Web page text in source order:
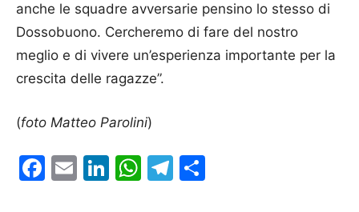
anche le squadre avversarie pensino lo stesso di
Dossobuono. Cercheremo di fare del nostro
meglio e di vivere un’esperienza importante per la
crescita delle ragazze”.
(foto Matteo Parolini)
Facebook
EmailLinkedIn
WhatsApp
Telegram